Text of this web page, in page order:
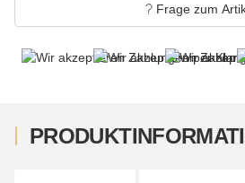
Frage zum